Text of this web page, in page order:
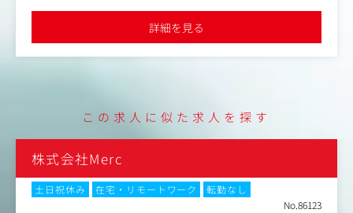
ジェクト進行：社内外ですり合わせを行い、プロジ
内容（変更の範囲）】無
はスタートアップならではのチャレンジングな環境がある
で、パーソルグループの安定したバックアップもあります
詳細を見る
この求人に似た求人を探す
株式会社Merc
土日祝休み 在宅・リモートワーク
転勤なし
No.86123